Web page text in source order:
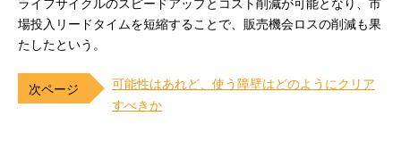
ライフサイクルのスピードアップとコスト削減が可能となり、市
場投入リードタイムを短縮することで、販売機会ロスの削減も果
たしたという。
可能性はあれど、使う障壁はどのようにクリア
すべきか